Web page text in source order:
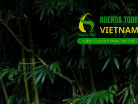
contenu